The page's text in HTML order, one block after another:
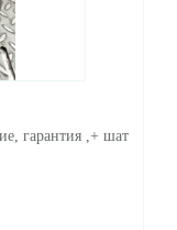
гарантия ,+ шат